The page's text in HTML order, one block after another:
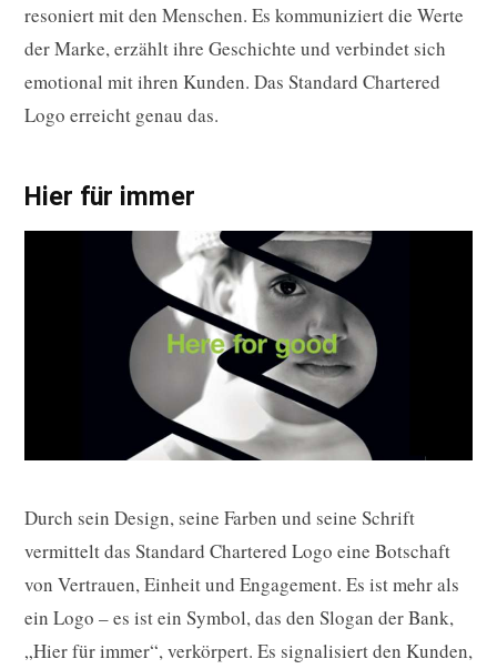
resoniert mit den Menschen. Es kommuniziert die Werte
der Marke, erzählt ihre Geschichte und verbindet sich
emotional mit ihren Kunden. Das Standard Chartered
Logo erreicht genau das.
Hier für immer
Durch sein Design, seine Farben und seine Schrift
vermittelt das Standard Chartered Logo eine Botschaft
von Vertrauen, Einheit und Engagement. Es ist mehr als
ein Logo – es ist ein Symbol, das den Slogan der Bank,
„Hier für immer“, verkörpert. Es signalisiert den Kunden,